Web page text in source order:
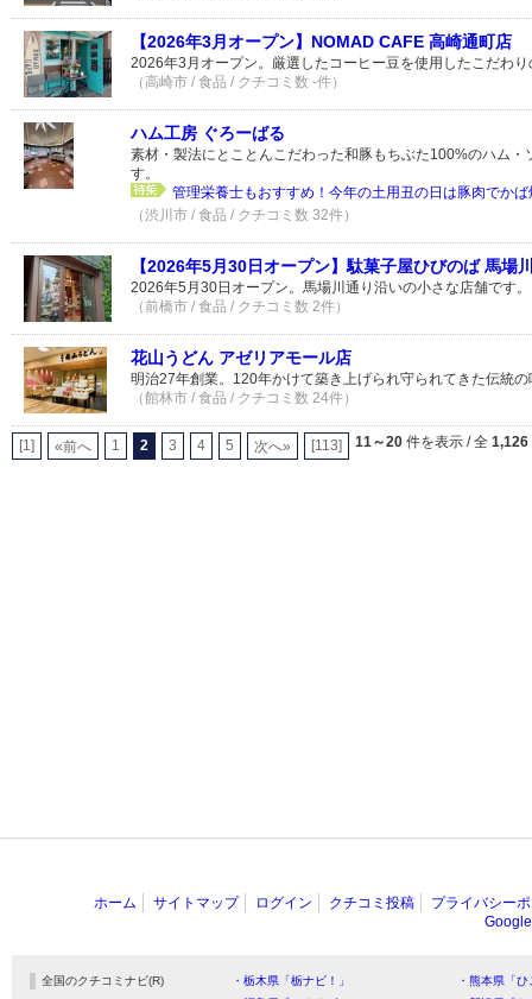
【2026年3月オープン】NOMAD CAFE 高崎通町店
2026年3月オープン。厳選したコーヒー豆を使用したこだわ
（高崎市 / 食品 / クチコミ数 -件）
ハム工房 ぐろーばる
素材・製法にとことんこだわった和豚もちぶた100%のハム・
す。
管理栄養士もおすすめ！今年の土用丑の日は豚肉でかば
（渋川市 / 食品 / クチコミ数 32件）
【2026年5月30日オープン】駄菓子屋ひびのば 馬場
2026年5月30日オープン。馬場川通り沿いの小さな店舗です。
（前橋市 / 食品 / クチコミ数 2件）
花山うどん アゼリアモール店
明治27年創業。120年かけて築き上げられ守られてきた伝統
（館林市 / 食品 / クチコミ数 24件）
[1] «前へ 1 2 3 4 5 次へ» [113] 11～20 件を表示 / 全 1,126
ホーム サイトマップ ログイン クチコミ投稿
プライバシー
全国のクチコミナビ(R) ・栃木県「栃ナビ！」
・熊本県「